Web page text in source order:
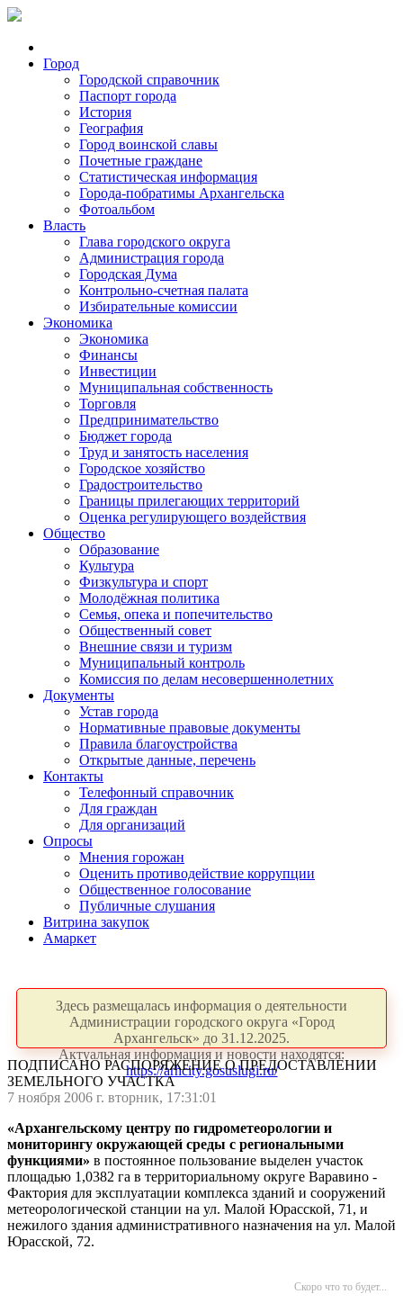
Город
Городской справочник
Паспорт города
История
География
Город воинской славы
Почетные граждане
Статистическая информация
Города-побратимы Архангельска
Фотоальбом
Власть
Глава городского округа
Администрация города
Городская Дума
Контрольно-счетная палата
Избирательные комиссии
Экономика
Экономика
Финансы
Инвестиции
Муниципальная собственность
Торговля
Предпринимательство
Бюджет города
Труд и занятость населения
Городское хозяйство
Градостроительство
Границы прилегающих территорий
Оценка регулирующего воздействия
Общество
Образование
Культура
Физкультура и спорт
Молодёжная политика
Семья, опека и попечительство
Общественный совет
Внешние связи и туризм
Муниципальный контроль
Комиссия по делам несовершеннолетних
Документы
Устав города
Нормативные правовые документы
Правила благоустройства
Открытые данные, перечень
Контакты
Телефонный справочник
Для граждан
Для организаций
Опросы
Мнения горожан
Оценить противодействие коррупции
Общественное голосование
Публичные слушания
Витрина закупок
Амаркет
Здесь размещалась информация о деятельности
Администрации городского округа «Город
Архангельск» до 31.12.2025.
Актуальная информация и новости находятся:
https://arhcity.gosuslugi.ru/
ПОДПИСАНО РАСПОРЯЖЕНИЕ О ПРЕДОСТАВЛЕНИИ
ЗЕМЕЛЬНОГО УЧАСТКА
7 ноября 2006 г. вторник, 17:31:01
«Архангельскому центру по гидрометеорологии и
мониторингу окружающей среды с региональными
функциями» в постоянное пользование выделен участок
площадью 1,0382 га в территориальному округе Варавино -
Фактория для эксплуатации комплекса зданий и сооружений
метеорологической станции на ул. Малой Юрасской, 71, и
нежилого здания административного назначения на ул. Малой
Юрасской, 72.
Скоро что то будет...